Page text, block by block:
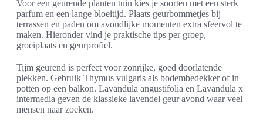
Voor een geurende planten tuin kies je soorten met een sterk
parfum en een lange bloeitijd. Plaats geurbommetjes bij
terrassen en paden om avondlijke momenten extra sfeervol te
maken. Hieronder vind je praktische tips per groep,
groeiplaats en geurprofiel.
Tijm geurend is perfect voor zonrijke, goed doorlatende
plekken. Gebruik Thymus vulgaris als bodembedekker of in
potten op een balkon. Lavandula angustifolia en Lavandula x
intermedia geven de klassieke lavendel geur avond waar veel
mensen naar zoeken.